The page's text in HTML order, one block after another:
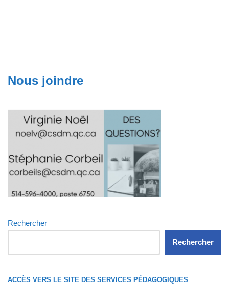
Nous joindre
Rechercher
Rechercher
ACCÈS VERS LE SITE DES SERVICES PÉDAGOGIQUES